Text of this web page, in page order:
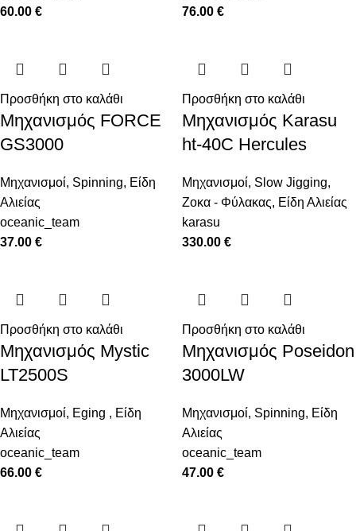
60.00 €
76.00 €
Προσθήκη στο καλάθι
Μηχανισμός FORCE
GS3000
Μηχανισμοί, Spinning, Είδη
Αλιείας
oceanic_team
37.00 €
Προσθήκη στο καλάθι
Μηχανισμός Karasu
ht-40C Hercules
Μηχανισμοί, Slow Jigging,
Ζοκα - Φύλακας, Είδη Αλιείας
karasu
330.00 €
Προσθήκη στο καλάθι
Μηχανισμός Mystic
LT2500S
Μηχανισμοί, Eging , Είδη
Αλιείας
oceanic_team
66.00 €
Προσθήκη στο καλάθι
Μηχανισμός Poseidon
3000LW
Μηχανισμοί, Spinning, Είδη
Αλιείας
oceanic_team
47.00 €